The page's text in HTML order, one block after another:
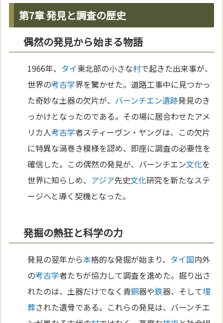
第7章 発見と調査の歴史
偶然の発見から始まる物語
1966年、 タイ東北部の小さな村で起きた出来事が、
世界の考古学界を驚かせた。道路工事中に見つかっ
た奇妙な土器の欠片が、 バーンチエン遺跡発見のき
っかけとなったのである。その場に居合わせたアメ
リカ人考古学者スティーヴン・ヤングは、この欠片
に特異な渦巻き模様を認め、即座に調査の必要性を
確信した。この偶然の発見が、バーンチエン文化を
世界に知らしめ、 アジア先史文化研究を新たなステ
ージへと導く契機となった。
発掘の熱狂と科学の力
発見の翌年から本格的な発掘が始まり、 タイ国内外
の考古学者たちが協力して調査を進めた。掘り出さ
れたのは、土器だけでなく青銅器や鉄器、そして埋
葬された遺骨である。これらの発見は、バーンチエ